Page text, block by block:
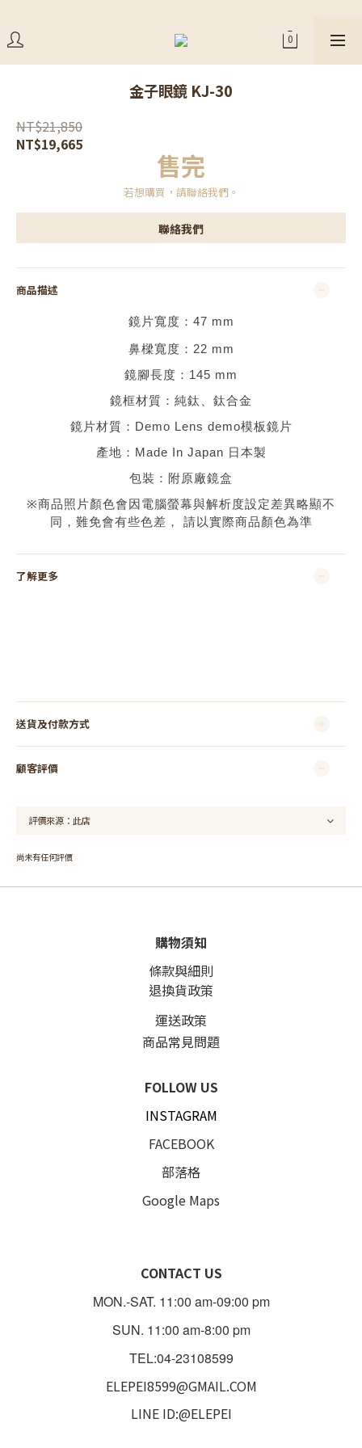
金子眼鏡 KJ-30
NT$21,850
NT$19,665
售完
若想購買，請聯絡我們。
聯絡我們
商品描述
鏡片寬度： 47 mm
鼻樑寬度： 22 mm
鏡腳長度： 145 mm
鏡框材質： 純鈦、鈦合金
鏡片材質： Demo Lens demo模板鏡片
產地： Made In Japan 日本製
包裝：附原廠鏡盒
※商品照片顏色會因電腦螢幕與解析度設定差異略顯不
同，難免會有些色差，
請以實際商品顏色為準
了解更多
送貨及付款方式
顧客評價
尚未有任何評價
購物須知
條款與細則
退換貨政策
運送政策
商品常見問題
FOLLOW US
INSTAGRAM
FACEBOOK
部落格
Google Maps
CONTACT US
MON.-SAT. 11:00 am-09:00 pm
SUN. 11:00 am-8:00 pm
TEL:04-23108599
ELEPEI8599@GMAIL.COM
LINE ID:@ELEPEI